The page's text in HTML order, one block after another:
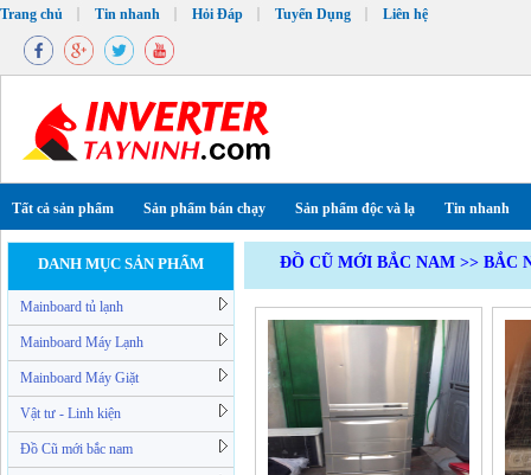
Trang chủ Tin nhanh Hỏi Đáp Tuyển Dụng Liên hệ
Tất cả sản phẩm Sản phẩm bán chạy Sản phẩm độc và lạ Tin nhanh
DANH MỤC SẢN PHẨM
Mainboard tủ lạnh
Mainboard Máy Lạnh
Mainboard Máy Giặt
Vật tư - Linh kiện
Đồ Cũ mới bắc nam
ĐỒ CŨ MỚI BẮC NAM >> BẮC